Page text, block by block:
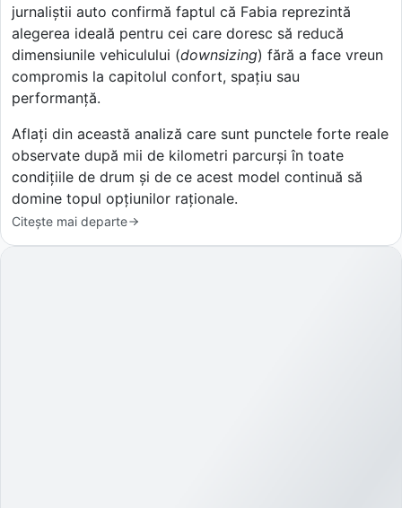
jurnaliștii auto confirmă faptul că Fabia reprezintă
alegerea ideală pentru cei care doresc să reducă
dimensiunile vehiculului (downsizing) fără a face vreun
compromis la capitolul confort, spațiu sau
performanță.
Aflați din această analiză care sunt punctele forte reale
observate după mii de kilometri parcurși în toate
condițiile de drum și de ce acest model continuă să
domine topul opțiunilor raționale.
Citește mai departe